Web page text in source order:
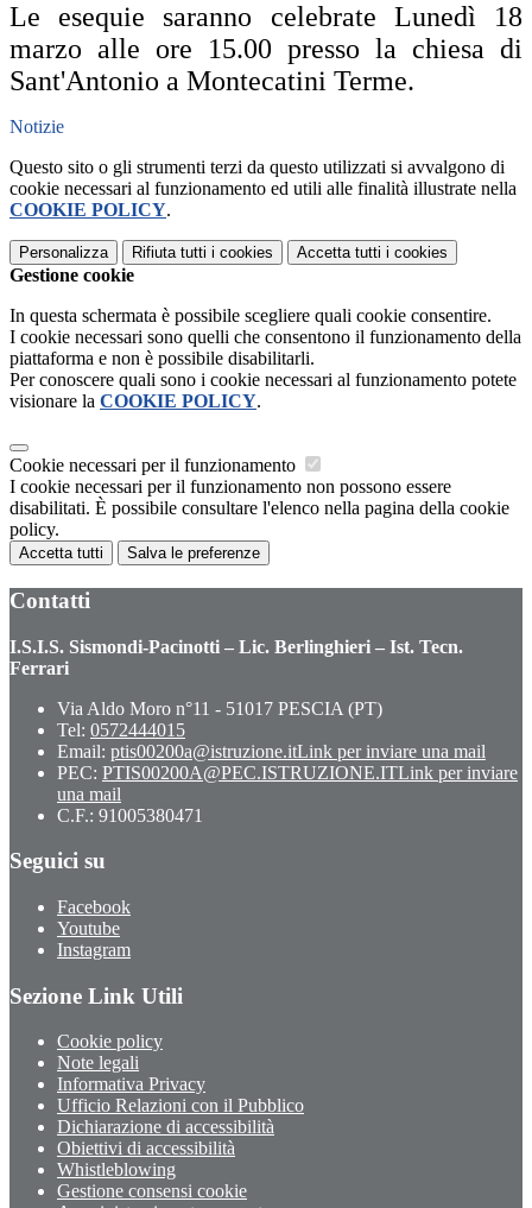
Le esequie saranno celebrate Lunedì 18
marzo alle ore 15.00 presso la chiesa di
Sant'Antonio a Montecatini Terme.
Notizie
Questo sito o gli strumenti terzi da questo utilizzati si avvalgono di
cookie necessari al funzionamento ed utili alle finalità illustrate nella
COOKIE POLICY.
Personalizza Rifiuta tutti i cookies Accetta tutti i cookies
Gestione cookie
In questa schermata è possibile scegliere quali cookie consentire.
I cookie necessari sono quelli che consentono il funzionamento della
piattaforma e non è possibile disabilitarli.
Per conoscere quali sono i cookie necessari al funzionamento potete
visionare la COOKIE POLICY.
Cookie necessari per il funzionamento
I cookie necessari per il funzionamento non possono essere
disabilitati. È possibile consultare l'elenco nella pagina della cookie
policy.
Accetta tutti Salva le preferenze
Contatti
I.S.I.S. Sismondi-Pacinotti – Lic. Berlinghieri – Ist. Tecn.
Ferrari
Via Aldo Moro n°11 - 51017 PESCIA (PT)
Tel: 0572444015
Email: ptis00200a@istruzione.itLink per inviare una mail
PEC: PTIS00200A@PEC.ISTRUZIONE.ITLink per inviare
una mail
C.F.: 91005380471
Seguici su
Facebook
Youtube
Instagram
Sezione Link Utili
Cookie policy
Note legali
Informativa Privacy
Ufficio Relazioni con il Pubblico
Dichiarazione di accessibilità
Obiettivi di accessibilità
Whistleblowing
Gestione consensi cookie